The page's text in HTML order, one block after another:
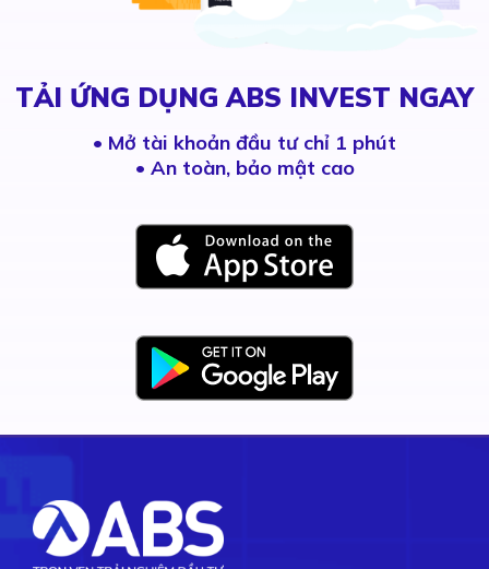
TẢI ỨNG DỤNG ABS INVEST NGAY
• Mở tài khoản đầu tư chỉ 1 phút
• An toàn, bảo mật cao